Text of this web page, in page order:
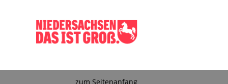
zum Seitenanfang